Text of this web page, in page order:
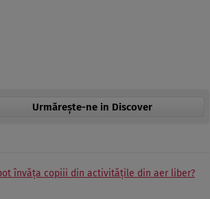
Urmărește-ne in Discover
învăța copiii din activitățile din aer liber?